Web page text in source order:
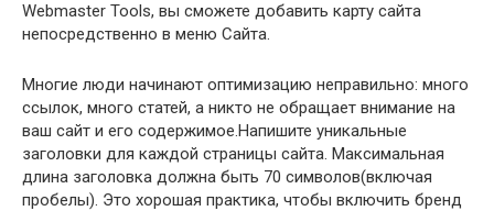
Webmaster Tools, вы сможете добавить карту сайта
непосредственно в меню Сайта.
Многие люди начинают оптимизацию неправильно: много
ссылок, много статей, а никто не обращает внимание на
ваш сайт и его содержимое.Напишите уникальные
заголовки для каждой страницы сайта. Максимальная
длина заголовка должна быть 70 символов(включая
пробелы). Это хорошая практика, чтобы включить бренд